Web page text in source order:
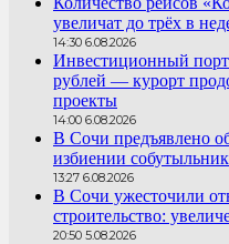
увеличат до трёх в
14:30 6.08.2026
Инвестиционный
рублей — курорт
проекты
14:00 6.08.2026
В Сочи предъявлено
избиении
13:27 6.08.2026
В Сочи ужесточили
строительство:
20:50 5.08.2026